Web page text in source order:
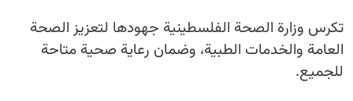
تكرس وزارة الصحة الفلسطينية جهودها لتعزيز الصحة
العامة والخدمات الطبية، وضمان رعاية صحية متاحة
للجميع.